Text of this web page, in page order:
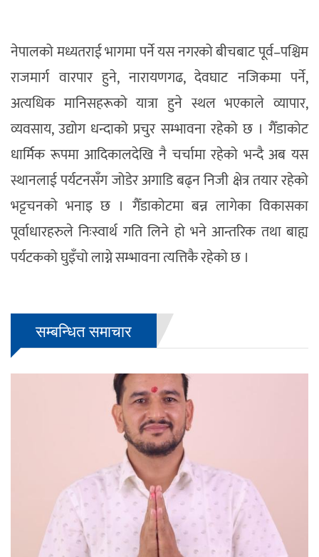
नेपालको मध्यतराई भागमा पर्ने यस नगरको बीचबाट पूर्व–पश्चिम
राजमार्ग वारपार हुने, नारायणगढ, देवघाट नजिकमा पर्ने,
अत्यधिक मानिसहरूको यात्रा हुने स्थल भएकाले व्यापार,
व्यवसाय, उद्योग धन्दाको प्रचुर सम्भावना रहेको छ । गैँडाकोट
धार्मिक रूपमा आदिकालदेखि नै चर्चामा रहेको भन्दै अब यस
स्थानलाई पर्यटनसँग जोडेर अगाडि बढ्न निजी क्षेत्र तयार रहेको
भट्टचनको भनाइ छ । गैँडाकोटमा बन्न लागेका विकासका
पूर्वाधारहरुले निःस्वार्थ गति लिने हो भने आन्तरिक तथा बाह्य
पर्यटकको घुइँचो लाग्ने सम्भावना त्यत्तिकै रहेको छ ।
सम्बन्धित समाचार